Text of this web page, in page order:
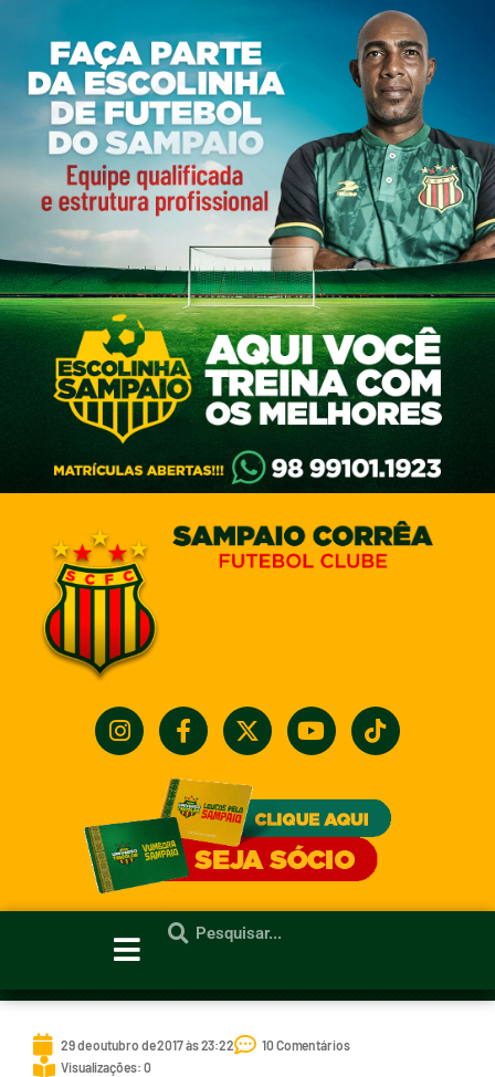
29 de outubro de 2017 às 23:22
10 Comentários
Visualizações: 0